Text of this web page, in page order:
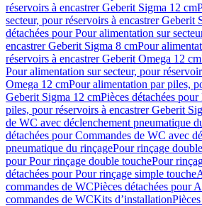
réservoirs à encastrer Geberit Sigma 12 cm
secteur, pour réservoirs à encastrer Geberit
détachées pour Pour alimentation sur
encastrer Geberit Sigma 8 cmPour
réservoirs à encastrer Geberit Omega 12 cm
Pour alimentation sur secteur, pour
Omega 12 cmPour alimentation par piles,
Geberit Sigma 12 cmPièces détachées
piles, pour réservoirs à encastrer Geberit
de WC avec déclenchement pneumatique
détachées pour Commandes de WC avec
pneumatique du rinçagePour rinçage
pour Pour rinçage double touchePour
détachées pour Pour rinçage simple touche
commandes de WCPièces détachées pour
commandes de WCKits d’installation